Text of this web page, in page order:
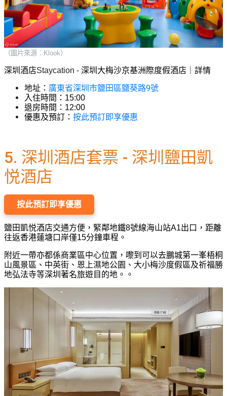
（圖片來源：Klook）
深圳酒店Staycation - 深圳大梅沙京基洲際度假酒店｜詳情
地址： 廣東省深圳市鹽田區鹽葵路9號
入住時間：15:00
退房時間：12:00
優惠及預訂： 按此預訂即享優惠
5. 深圳酒店套票 - 深圳鹽田凱
悦酒店
按此預訂即享優惠
鹽田凱悦酒店交通方便，緊鄰地鐵8號線海山站A1出口，距離
往返香港蓮塘口岸僅15分鐘車程。
附近一帶亦都係商業區中心位置，嚟到可以去鵬城第一峯梧桐
山風景區、中英街、恩上濕地公園、大小梅沙度假區及祈福勝
地弘法寺等深圳著名旅遊目的地。。